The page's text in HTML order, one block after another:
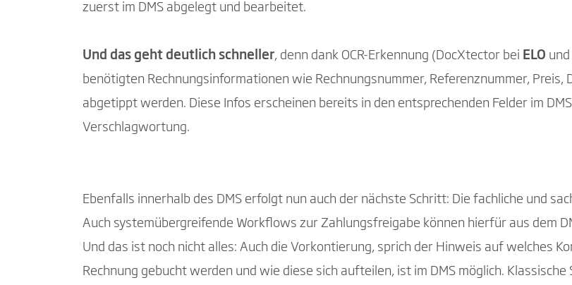
zuerst im DMS abgelegt und bearbeitet.
Und das geht deutlich schneller, denn dank OCR-Erkennung (DocXtector bei ELO
benötigten Rechnungsinformationen wie Rechnungsnummer, Referenznummer,
abgetippt werden. Diese Infos erscheinen bereits in den entsprechenden Felder im
Verschlagwortung.
Ebenfalls innerhalb des DMS erfolgt nun auch der nächste Schritt: Die fachliche und
Auch systemübergreifende Workflows zur Zahlungsfreigabe können hierfür aus dem
Und das ist noch nicht alles: Auch die Vorkontierung, sprich der Hinweis auf welches
Rechnung gebucht werden und wie diese sich aufteilen, ist im DMS möglich.